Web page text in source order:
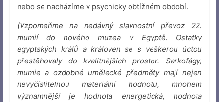
nebo se nacházíme v psychicky obtížném období.
(Vzpomeňme na nedávný slavnostní převoz 22.
mumií do nového muzea v Egyptě. Ostatky
egyptských králů a královen se s veškerou úctou
přestěhovaly do kvalitnějších prostor. Sarkofágy,
mumie a ozdobné umělecké předměty mají nejen
nevyčíslitelnou materiální hodnotu, mnohem
významnější je hodnota energetická, hodnota